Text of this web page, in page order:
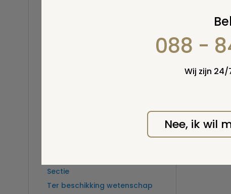
Sectie
Ter beschikking wetenschap
088 -
Wij zijn
Nee, ik wil